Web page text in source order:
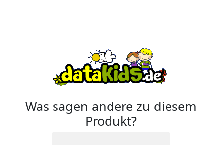
Was sagen andere zu diesem
Produkt?